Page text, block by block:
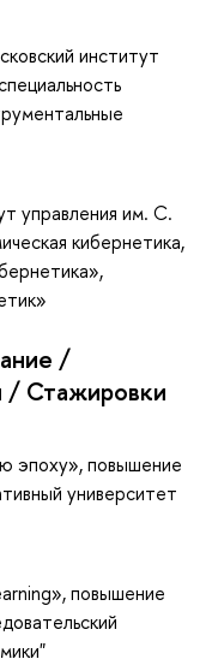
институт
управления им. С.
кибернетика,
/
/ Стажировки
эпоху», повышение
университет
, повышение